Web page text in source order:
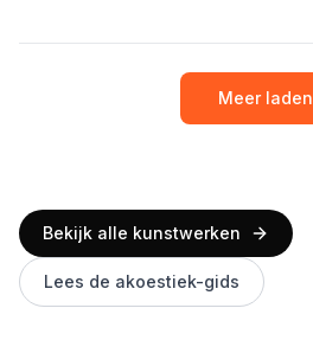
Meer laden
Bekijk alle kunstwerken
Lees de akoestiek-gids